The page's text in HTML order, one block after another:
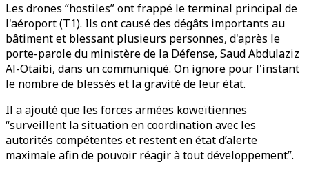
Les drones “hostiles” ont frappé le terminal principal de
l'aéroport (T1). Ils ont causé des dégâts importants au
bâtiment et blessant plusieurs personnes, d'après le
porte-parole du ministère de la Défense, Saud Abdulaziz
Al-Otaibi, dans un communiqué. On ignore pour l'instant
le nombre de blessés et la gravité de leur état.
Il a ajouté que les forces armées koweïtiennes
“surveillent la situation en coordination avec les
autorités compétentes et restent en état d’alerte
maximale afin de pouvoir réagir à tout développement”.